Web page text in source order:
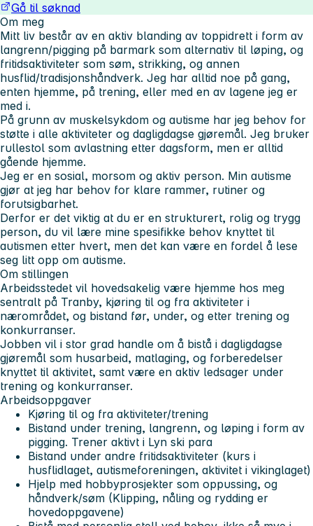
Gå til søknad
Om meg
Mitt liv består av en aktiv blanding av toppidrett i form av
langrenn/pigging på barmark som alternativ til løping, og
fritidsaktiviteter som søm, strikking, og annen
husflid/tradisjonshåndverk. Jeg har alltid noe på gang,
enten hjemme, på trening, eller med en av lagene jeg er
med i.
På grunn av muskelsykdom og autisme har jeg behov for
støtte i alle aktiviteter og dagligdagse gjøremål. Jeg bruker
rullestol som avlastning etter dagsform, men er alltid
gående hjemme.
Jeg er en sosial, morsom og aktiv person. Min autisme
gjør at jeg har behov for klare rammer, rutiner og
forutsigbarhet.
Derfor er det viktig at du er en strukturert, rolig og trygg
person, du vil lære mine spesifikke behov knyttet til
autismen etter hvert, men det kan være en fordel å lese
seg litt opp om autisme.
Om stillingen
Arbeidsstedet vil hovedsakelig være hjemme hos meg
sentralt på Tranby, kjøring til og fra aktiviteter i
nærområdet, og bistand før, under, og etter trening og
konkurranser.
Jobben vil i stor grad handle om å bistå i dagligdagse
gjøremål som husarbeid, matlaging, og forberedelser
knyttet til aktivitet, samt være en aktiv ledsager under
trening og konkurranser.
Arbeidsoppgaver
Kjøring til og fra aktiviteter/trening
Bistand under trening, langrenn, og løping i form av
pigging. Trener aktivt i Lyn ski para
Bistand under andre fritidsaktiviteter (kurs i
husflidlaget, autismeforeningen, aktivitet i vikinglaget)
Hjelp med hobbyprosjekter som oppussing, og
håndverk/søm (Klipping, nåling og rydding er
hovedoppgavene)